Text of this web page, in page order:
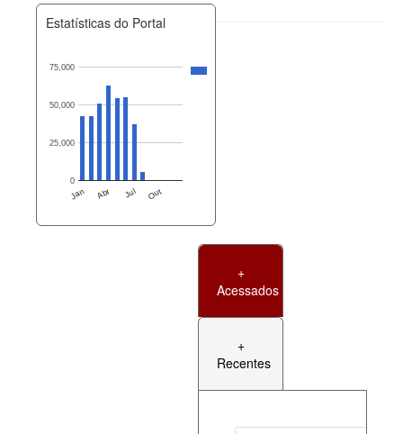
Estatísticas do Portal
Jan Abr Jul Out
0
25,000
50,000
75,000
+
Acessados
+
Recentes